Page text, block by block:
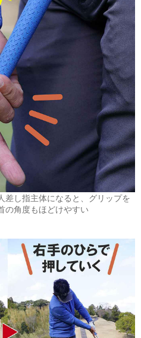
差し指主体になると、グリップを
の角度もほどけやすい